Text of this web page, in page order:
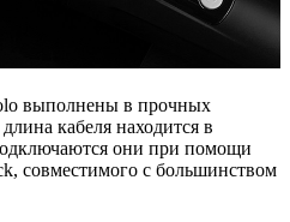
выполнены в прочных
кабеля находится в
они при помощи
совместимого с большинством